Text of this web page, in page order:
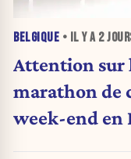
BELGIQUE • IL Y A 2
Attention sur
marathon de
week-end en